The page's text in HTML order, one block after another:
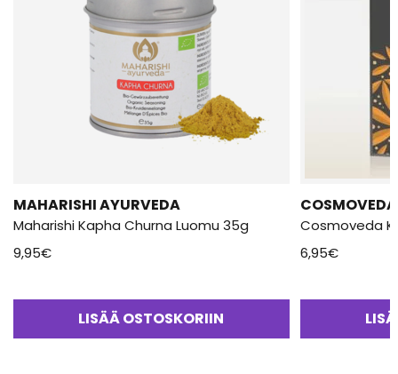
MAHARISHI AYURVEDA
Maharishi Kapha Churna Luomu 35g
9,95€
LISÄÄ OSTOSKORIIN
COSMOVEDA
Cosmoveda
6,95€